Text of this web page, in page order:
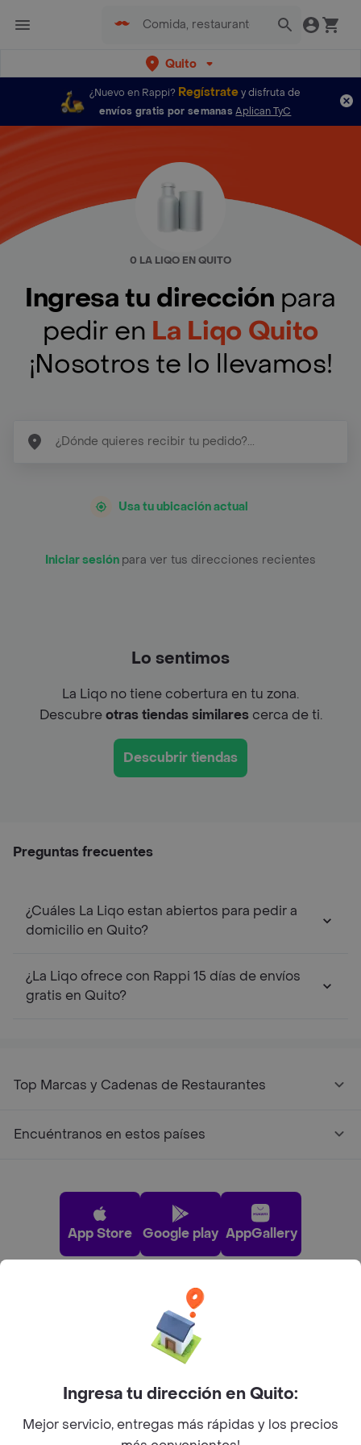
Quito
¿Nuevo en Rappi? Regístratey disfruta de
envíos gratis por semanas Aplican TyC
0 LA LIQO EN QUITO
Ingresa tu dirección para
pedir en La Liqo Quito
¡Nosotros te lo llevamos!
Usa tu ubicación actual
Iniciar sesión para ver tus direcciones recientes
Lo sentimos
La Liqo no tiene cobertura en tu zona.
Descubreotras tiendas similarescerca de ti.
Descubrir tiendas
Preguntas frecuentes
¿Cuáles La Liqo estan abiertos para pedir a
domicilio en Quito?
¿La Liqo ofrece con Rappi 15 días de envíos
gratis en Quito?
Top Marcas y Cadenas de Restaurantes
Encuéntranos en estos países
App Store Google play AppGallery
Pide tu comida favorita cerca de ti
Ingresa tu dirección en Quito:
Mejor servicio, entregas más rápidas y los precios